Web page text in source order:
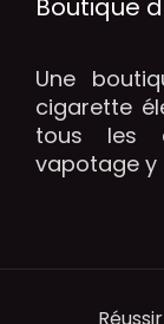
Boutique
Une
cigarette
tous les
vapotage y